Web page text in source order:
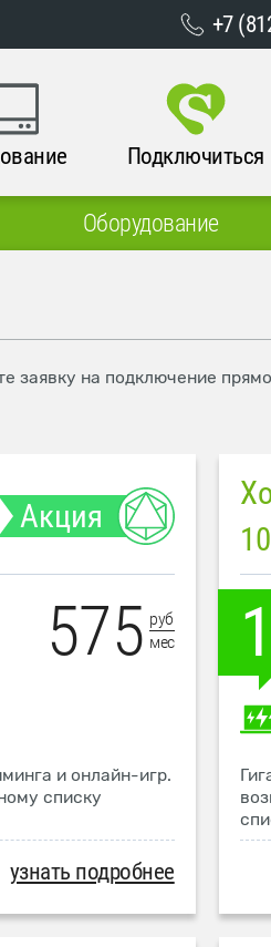
+7
Подключиться
Оборудование
заявку на подключение
Акция
575 руб
мес
и онлайн-игр.
списку
узнать подробнее